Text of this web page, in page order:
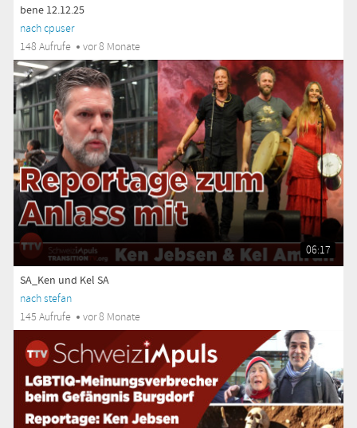
bene 12.12.25
nach cpuser
148 Aufrufe
vor 8 Monate
06:17
SA_Ken und Kel SA
nach stefan
145 Aufrufe
vor 8 Monate